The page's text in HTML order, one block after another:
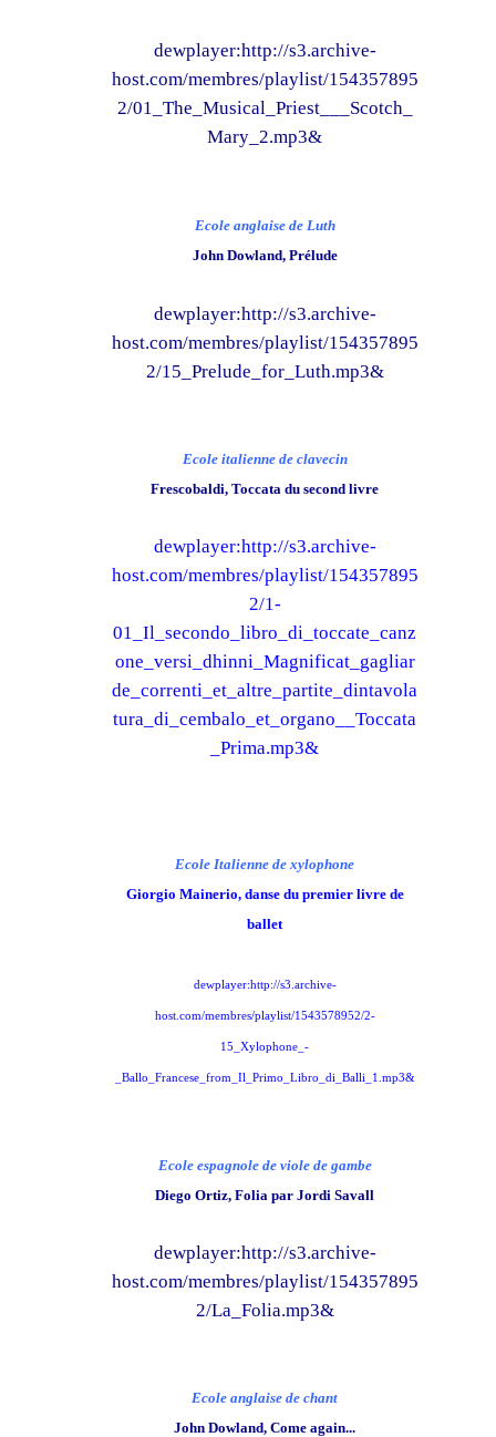
dewplayer:http://s3.archive-
host.com/membres/playlist/154357895
2/01_The_Musical_Priest___Scotch_
Mary_2.mp3&
Ecole anglaise de Luth
John Dowland, Prélude
dewplayer:http://s3.archive-
host.com/membres/playlist/154357895
2/15_Prelude_for_Luth.mp3&
Ecole italienne de clavecin
Frescobaldi, Toccata du second livre
dewplayer:http://s3.archive-
host.com/membres/playlist/154357895
2/1-
01_Il_secondo_libro_di_toccate_canz
one_versi_dhinni_Magnificat_gagliar
de_correnti_et_altre_partite_dintavola
tura_di_cembalo_et_organo__Toccata
_Prima.mp3&
Ecole Italienne de xylophone
Giorgio Mainerio, danse du premier livre de
ballet
dewplayer:http://s3.archive-
host.com/membres/playlist/1543578952/2-
15_Xylophone_-
_Ballo_Francese_from_Il_Primo_Libro_di_Balli_1.mp3&
Ecole espagnole de viole de gambe
Diego Ortiz, Folia par Jordi Savall
dewplayer:http://s3.archive-
host.com/membres/playlist/154357895
2/La_Folia.mp3&
Ecole anglaise de chant
John Dowland, Come again...